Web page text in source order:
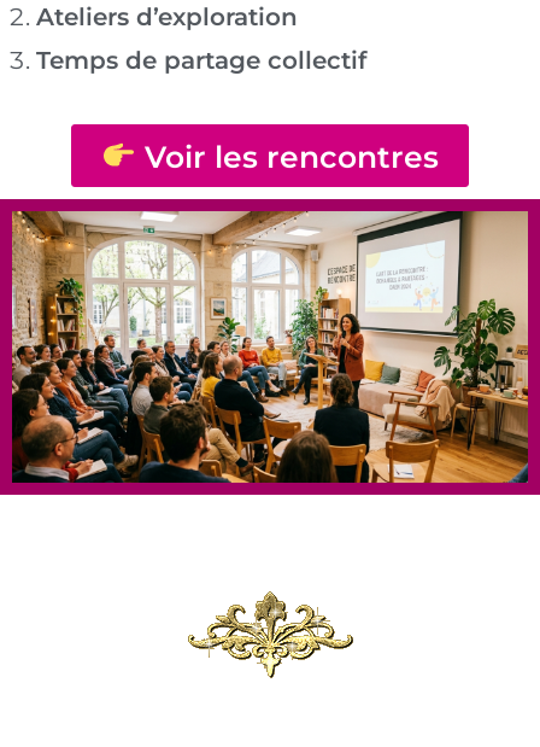
Ateliers d’exploration
Temps de partage collectif
Voir les rencontres